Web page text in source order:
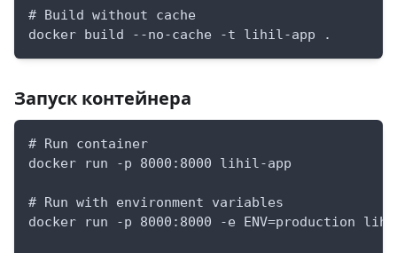
# Build without cache
docker build --no-cache -t lihil-app .
Запуск контейнера
# Run container
docker run -p 8000:8000 lihil-app
# Run with environment variables
docker run -p 8000:8000 -e ENV=production